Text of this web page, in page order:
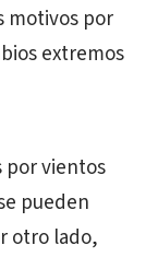
motivos por
extremos
por vientos
pueden
otro lado,